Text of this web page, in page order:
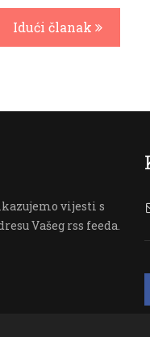
Idući članak
vijesti s
Vašeg rss feeda.